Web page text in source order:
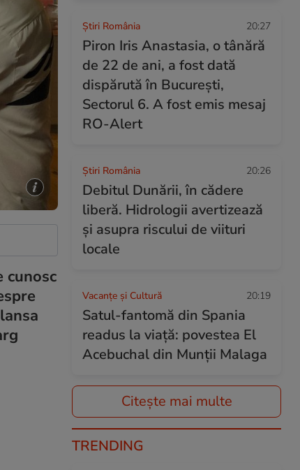
cunosc
Știri România 20:27
Piron Iris Anastasia, o tânără
de 22 de ani, a fost dată
dispărută în București,
Sectorul 6. A fost emis mesaj
RO-Alert
Știri România 20:26
Debitul Dunării, în cădere
liberă. Hidrologii avertizează
și asupra riscului de viituri
locale
Vacanțe și Cultură 20:19
Satul-fantomă din Spania
readus la viață: povestea El
Acebuchal din Munții Malaga
Citește mai multe
TRENDING